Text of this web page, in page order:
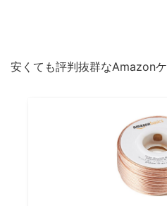
安くても評判抜群なAmazonケ